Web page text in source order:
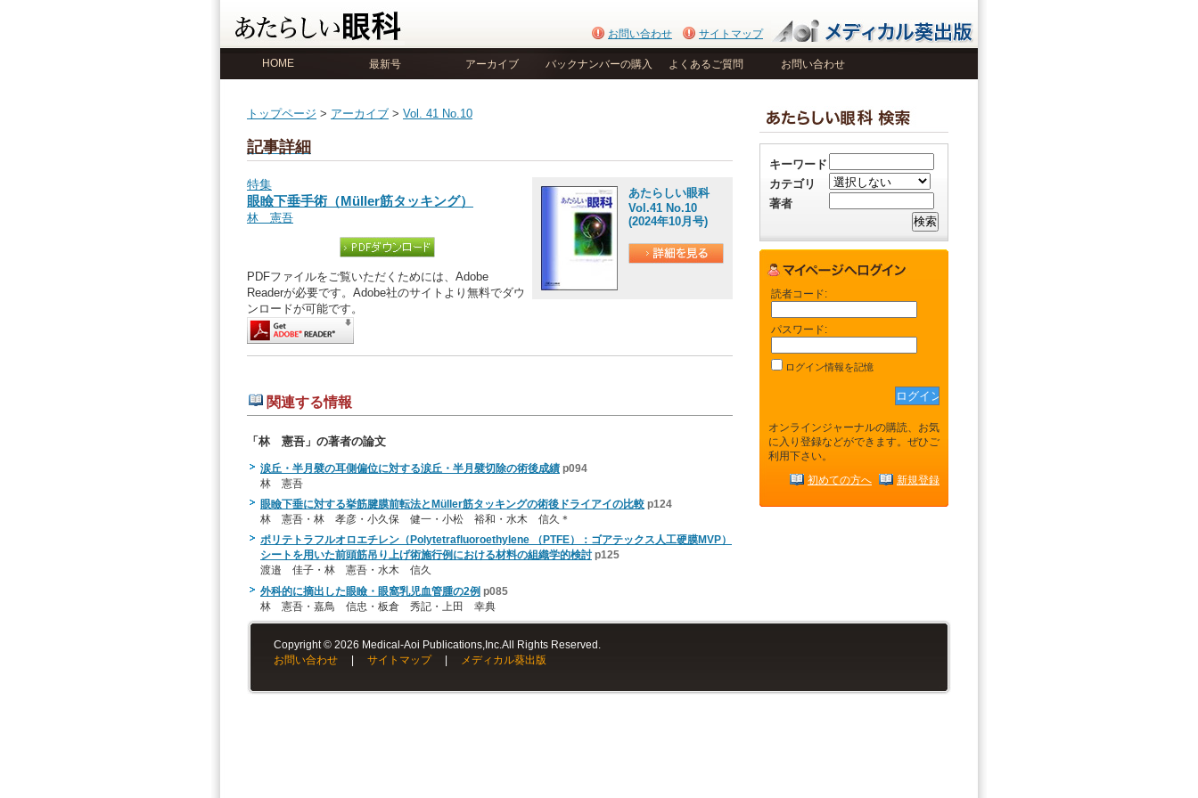
お問い合わせ サイトマップ
HOME 最新号 アーカイブ バックナンバーの購入 よくあるご質問 お問い合わせ
トップページ > アーカイブ > Vol. 41 No.10
記事詳細
あたらしい眼科
Vol.41 No.10
(2024年10月号)
特集
眼瞼下垂手術（Müller筋タッキング）
林 憲吾
PDFファイルをご覧いただくためには、Adobe
Readerが必要です。Adobe社のサイトより無料でダウ
ンロードが可能です。
関連する情報
「林 憲吾」の著者の論文
涙丘・半月襞の耳側偏位に対する涙丘・半月襞切除の術後成績 p094
林 憲吾
眼瞼下垂に対する挙筋腱膜前転法とMüller筋タッキングの術後ドライアイの比較 p124
林 憲吾・林 孝彦・小久保 健一・小松 裕和・水木 信久＊
ポリテトラフルオロエチレン（Polytetrafluoroethylene （PTFE）：ゴアテックス人工硬膜MVP）
シートを用いた前頭筋吊り上げ術施行例における材料の組織学的検討 p125
渡邉 佳子・林 憲吾・水木 信久
外科的に摘出した眼瞼・眼窩乳児血管腫の2例 p085
林 憲吾・嘉鳥 信忠・板倉 秀記・上田 幸典
キーワード
カテゴリ
著者
読者コード:
パスワード:
ログイン情報を記憶
オンラインジャーナルの購読、お気
に入り登録などができます。ぜひご
利用下さい。
初めての方へ 新規登録
Copyright © 2026 Medical-Aoi Publications,Inc.All Rights Reserved.
お問い合わせ | サイトマップ| メディカル葵出版